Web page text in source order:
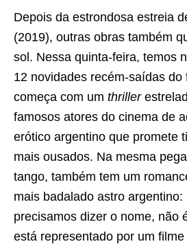
Depois da estrondosa estreia
(2019), outras obras também
sol. Nessa quinta-feira, temos
12 novidades recém-saídas do
começa com um thriller
famosos atores do cinema de
erótico argentino que promete
mais ousados. Na mesma
tango, também tem um
mais badalado astro
precisamos dizer o nome, não
está representado por um